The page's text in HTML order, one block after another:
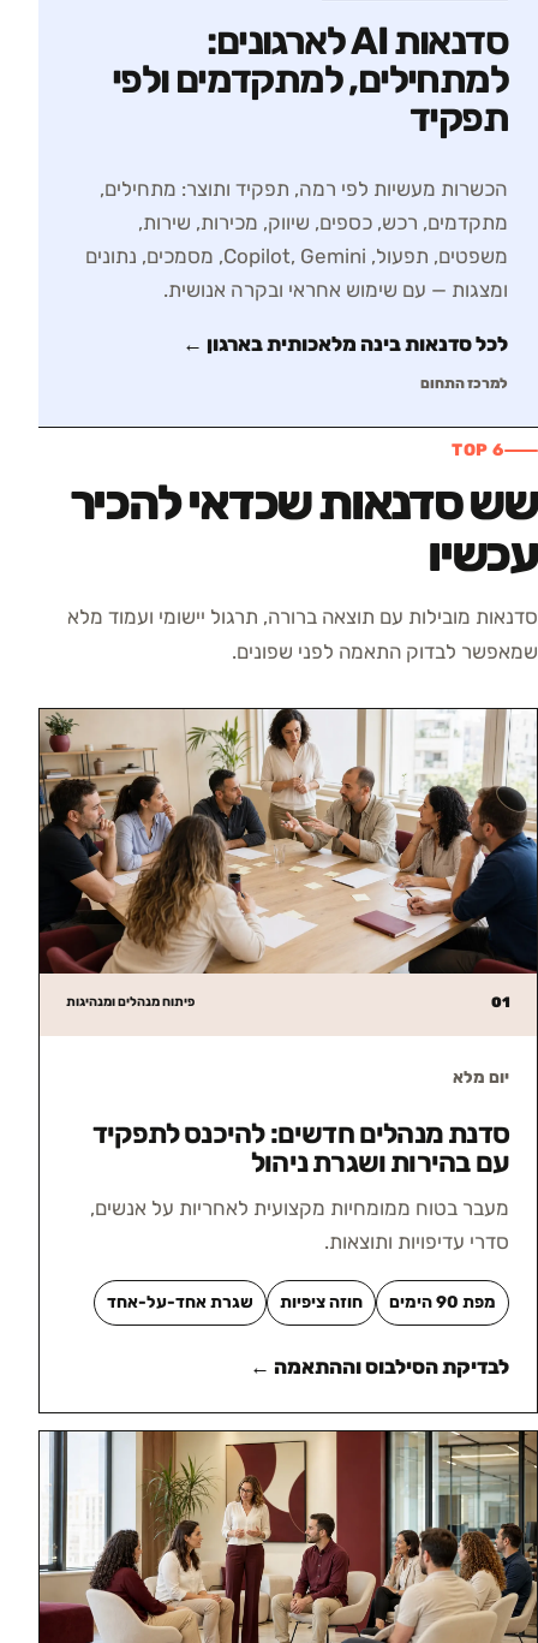
סדנאות AI לארגונים:
למתחילים, למתקדמים ולפי
תפקיד
הכשרות מעשיות לפי רמה, תפקיד ותוצר: מתחילים,
מתקדמים, רכש, כספים, שיווק, מכירות, שירות,
משפטים, תפעול, Copilot, Gemini, מסמכים, נתונים
ומצגות — עם שימוש אחראי ובקרה אנושית.
לכל סדנאותבינה מלאכותית בארגון ←
למרכז התחום
TOP 6
שש סדנאות שכדאי להכיר
עכשיו
סדנאות מובילות עם תוצאה ברורה, תרגול יישומי ועמוד מלא
שמאפשר לבדוק התאמה לפני שפונים.
01 פיתוח מנהלים ומנהיגות
יום מלא
סדנת מנהלים חדשים: להיכנס לתפקיד
עם בהירות ושגרת ניהול
מעבר בטוח ממומחיות מקצועית לאחריות על אנשים,
סדרי עדיפויות ותוצאות.
מפת 90 הימים חוזה ציפיות שגרת אחד-על-אחד
לבדיקת הסילבוס וההתאמה ←